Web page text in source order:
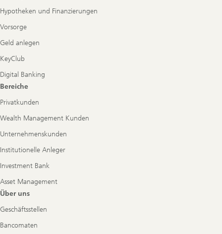
Hypotheken und Finanzierungen
Vorsorge
Geld anlegen
KeyClub
Digital Banking
Bereiche
Privatkunden
Wealth Management Kunden
Unternehmenskunden
Institutionelle Anleger
Investment Bank
Asset Management
Über uns
Geschäftsstellen
Bancomaten